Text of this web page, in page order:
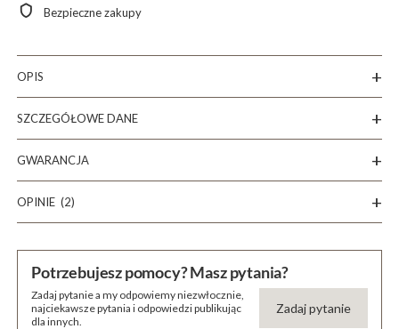
Bezpieczne zakupy
OPIS
SZCZEGÓŁOWE DANE
GWARANCJA
OPINIE (2)
Potrzebujesz pomocy? Masz pytania?
Zadaj pytanie a my odpowiemy niezwłocznie,
najciekawsze pytania i odpowiedzi publikując
dla innych.
Zadaj pytanie